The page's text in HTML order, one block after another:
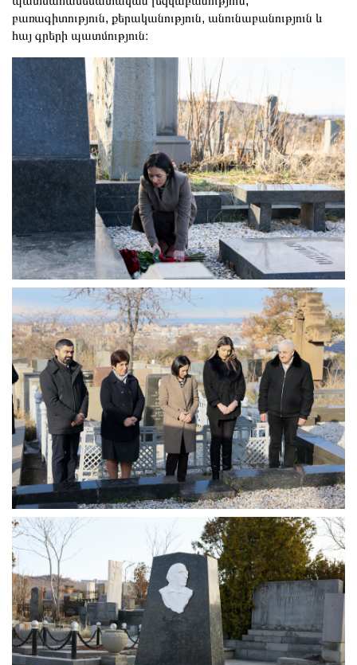
բառագիտություն, քերականություն, անունաբանություն և
հայ գրերի պատմություն։